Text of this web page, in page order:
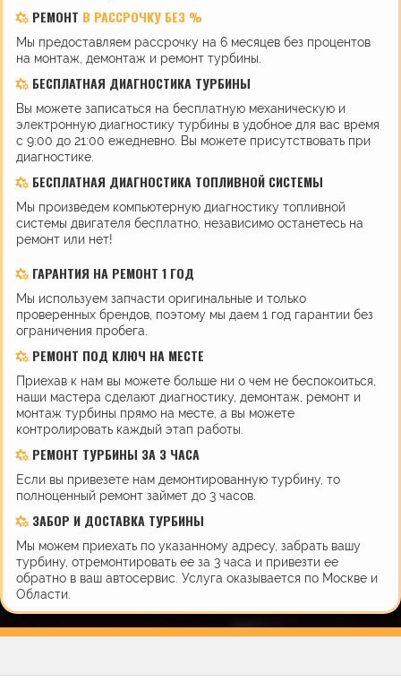
РЕМОНТ В РАССРОЧКУ БЕЗ %
Мы предоставляем рассрочку на 6 месяцев без процентов
на монтаж, демонтаж и ремонт турбины.
БЕСПЛАТНАЯ ДИАГНОСТИКА ТУРБИНЫ
Вы можете записаться на бесплатную механическую и
электронную диагностику турбины в удобное для вас время
с 9:00 до 21:00 ежедневно. Вы можете присутствовать при
диагностике.
БЕСПЛАТНАЯ ДИАГНОСТИКА ТОПЛИВНОЙ СИСТЕМЫ
Мы произведем компьютерную диагностику топливной
системы двигателя бесплатно, независимо останетесь на
ремонт или нет!
ГАРАНТИЯ НА РЕМОНТ 1 ГОД
Мы используем запчасти оригинальные и только
проверенных брендов, поэтому мы даем 1 год гарантии без
ограничения пробега.
РЕМОНТ ПОД КЛЮЧ НА МЕСТЕ
Приехав к нам вы можете больше ни о чем не беспокоиться,
наши мастера сделают диагностику, демонтаж, ремонт и
монтаж турбины прямо на месте, а вы можете
контролировать каждый этап работы.
РЕМОНТ ТУРБИНЫ ЗА 3 ЧАСА
Если вы привезете нам демонтированную турбину, то
полноценный ремонт займет до 3 часов.
ЗАБОР И ДОСТАВКА ТУРБИНЫ
Мы можем приехать по указанному адресу, забрать вашу
турбину, отремонтировать ее за 3 часа и привезти ее
обратно в ваш автосервис. Услуга оказывается по Москве и
Области.